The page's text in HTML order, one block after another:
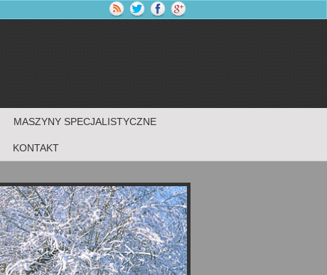
MASZYNY SPECJALISTYCZNE
KONTAKT